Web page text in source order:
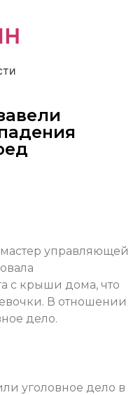
управляющей
с крыши дома, что
В отношении
дело.
уголовное дело в